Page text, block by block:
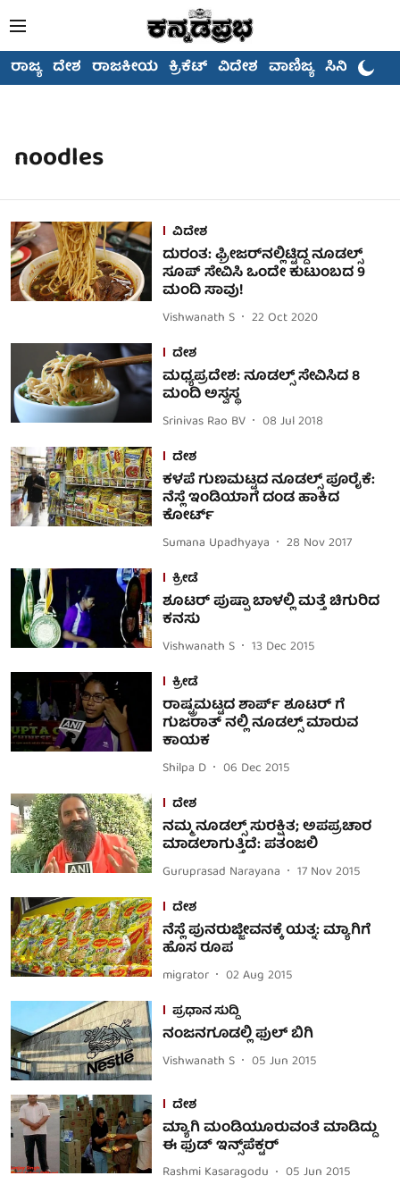
ರಾಜ್ಯ ದೇಶ ರಾಜಕೀಯ ಕ್ರಿಕೆಟ್ ವಿದೇಶ ವಾಣಿಜ್ಯ ಸಿನಿಮಾ
noodles
ವಿದೇಶ
ದುರಂತ: ಫ್ರೀಜರ್‌ನಲ್ಲಿಟ್ಟಿದ್ದ ನೂಡಲ್ಸ್
ಸೂಪ್ ಸೇವಿಸಿ ಒಂದೇ ಕುಟುಂಬದ 9
ಮಂದಿ ಸಾವು!
Vishwanath S
22 Oct 2020
ದೇಶ
ಮಧ್ಯಪ್ರದೇಶ: ನೂಡಲ್ಸ್ ಸೇವಿಸಿದ 8
ಮಂದಿ ಅಸ್ವಸ್ಥ
Srinivas Rao BV
08 Jul 2018
ದೇಶ
ಕಳಪೆ ಗುಣಮಟ್ಟದ ನೂಡಲ್ಸ್ ಪೂರೈಕೆ:
ನೆಸ್ಲೆ ಇಂಡಿಯಾಗೆ ದಂಡ ಹಾಕಿದ
ಕೋರ್ಟ್
Sumana Upadhyaya
28 Nov 2017
ಕ್ರೀಡೆ
ಶೂಟರ್ ಪುಷ್ಪಾ ಬಾಳಲ್ಲಿ ಮತ್ತೆ ಚಿಗುರಿದ
ಕನಸು
Vishwanath S
13 Dec 2015
ಕ್ರೀಡೆ
ರಾಷ್ಟ್ರಮಟ್ಟದ ಶಾರ್ಪ್ ಶೂಟರ್ ಗೆ
ಗುಜರಾತ್ ನಲ್ಲಿ ನೂಡಲ್ಸ್ ಮಾರುವ
ಕಾಯಕ
Shilpa D
06 Dec 2015
ದೇಶ
ನಮ್ಮ ನೂಡಲ್ಸ್ ಸುರಕ್ಷಿತ; ಅಪಪ್ರಚಾರ
ಮಾಡಲಾಗುತ್ತಿದೆ: ಪತಂಜಲಿ
Guruprasad Narayana
17 Nov 2015
ದೇಶ
ನೆಸ್ಲೆ ಪುನರುಜ್ಜೀವನಕ್ಕೆ ಯತ್ನ: ಮ್ಯಾಗಿಗೆ
ಹೊಸ ರೂಪ
migrator
02 Aug 2015
ಪ್ರಧಾನ ಸುದ್ದಿ
ನಂಜನಗೂಡಲ್ಲಿ ಫುಲ್ ಬಿಗಿ
Vishwanath S 05 Jun 2015
ದೇಶ
ಮ್ಯಾಗಿ ಮಂಡಿಯೂರುವಂತೆ ಮಾಡಿದ್ದು
ಈ ಫುಡ್ ಇನ್ಸ್‌ಪೆಕ್ಟರ್
Rashmi Kasaragodu 05 Jun 2015